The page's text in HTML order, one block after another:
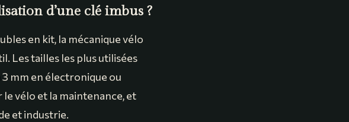
d’une clé imbus ?
en kit, la mécanique vélo
Les tailles les plus utilisées
mm en électronique ou
vélo et la maintenance, et
et industrie.